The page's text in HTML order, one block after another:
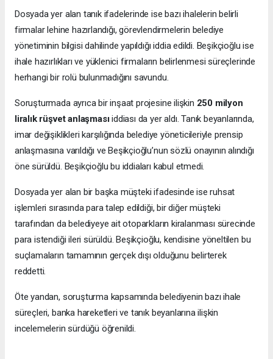
Dosyada yer alan tanık ifadelerinde ise bazı ihalelerin belirli
firmalar lehine hazırlandığı, görevlendirmelerin belediye
yönetiminin bilgisi dahilinde yapıldığı iddia edildi. Beşikçioğlu ise
ihale hazırlıkları ve yüklenici firmaların belirlenmesi süreçlerinde
herhangi bir rolü bulunmadığını savundu.
Soruşturmada ayrıca bir inşaat projesine ilişkin 250 milyon
liralık rüşvet anlaşmasıiddiası da yer aldı. Tanık beyanlarında,
imar değişiklikleri karşılığında belediye yöneticileriyle prensip
anlaşmasına varıldığı ve Beşikçioğlu’nun sözlü onayının alındığı
öne sürüldü. Beşikçioğlu bu iddiaları kabul etmedi.
Dosyada yer alan bir başka müşteki ifadesinde ise ruhsat
işlemleri sırasında para talep edildiği, bir diğer müşteki
tarafından da belediyeye ait otoparkların kiralanması sürecinde
para istendiği ileri sürüldü. Beşikçioğlu, kendisine yöneltilen bu
suçlamaların tamamının gerçek dışı olduğunu belirterek
reddetti.
Öte yandan, soruşturma kapsamında belediyenin bazı ihale
süreçleri, banka hareketleri ve tanık beyanlarına ilişkin
incelemelerin sürdüğü öğrenildi.